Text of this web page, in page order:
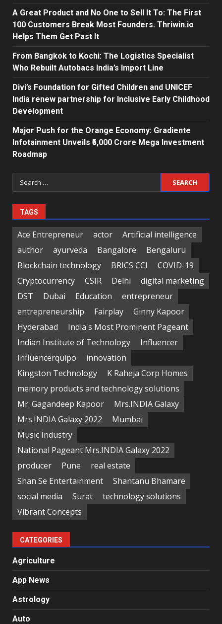
A Great Product and No One to Sell It To: The First
100 Customers Break Most Founders. Thriwin.io
Helps Them Get Past It
From Bangkok to Kochi: The Logistics Specialist
Who Rebuilt Autobacs India’s Import Line
Divi’s Foundation for Gifted Children and UNICEF
India renew partnership for Inclusive Early Childhood
Development
Major Push for the Orange Economy: Gradiente
Infotainment Unveils ₹5,000 Crore Mega Investment
Roadmap
Search
for:
TAGS
Ace Entrepreneur actor
Artificial intelligence
author
ayurveda Bangalore
Bengaluru
Blockchain technology
BRICS CCI
COVID-19
Cryptocurrency
CSIR Delhi
digital marketing
DST
Dubai Education
entrepreneur
entrepreneurship
Fairplay
Ginny Kapoor
Hyderabad
India's Most Prominent Pageant
Indian Institute of Technology
Influencer
Influencerquipo
innovation
Kingston Technology
K Raheja Corp Homes
memory products and technology solutions
Mr. Gagandeep Kapoor
Mrs.INDIA Galaxy
Mrs.INDIA Galaxy 2022
Mumbai
Music Industry
National Pageant Mrs.INDIA Galaxy 2022
producer
Pune
real estate
Shan Se Entertainment
Shantanu Bhamare
social media
Surat
technology solutions
Vibrant Concepts
CATEGORIES
Agriculture
App News
Astrology
Auto